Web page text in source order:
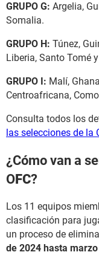
GRUPO G: Argelia,
Somalia.
GRUPO H: Túnez,
Liberia, Santo Tomé
GRUPO I: Malí,
Centroafricana,
Consulta todos los
las selecciones de la
¿Cómo van a
OFC?
Los 11 equipos
clasificación para
un proceso de
de 2024 hasta